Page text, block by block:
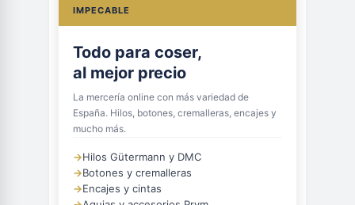
IMPECABLE
Todo para coser,
al mejor precio
La mercería online con más variedad de
España. Hilos, botones, cremalleras, encajes y
mucho más.
→Hilos Gütermann y DMC
→Botones y cremalleras
→Encajes y cintas